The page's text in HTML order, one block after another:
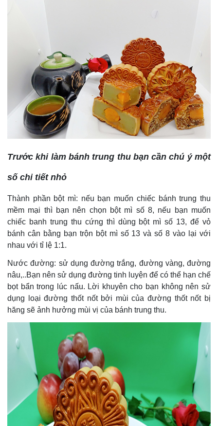
Trước khi làm bánh trung thu bạn cần chú ý một
số chi tiết nhỏ
Thành phần bột mì: nếu bạn muốn chiếc bánh trung thu
mềm mại thì bạn nên chọn bột mì số 8, nếu bạn muốn
chiếc banh trung thu cứng thì dùng bột mì số 13, để vỏ
bánh cân bằng bạn trộn bột mì số 13 và số 8 vào lại với
nhau với tỉ lệ 1:1.
Nước đường: sử dụng đường trắng, đường vàng, đường
nâu,..Bạn nên sử dụng đường tinh luyện để có thể hạn chế
bọt bẩn trong lúc nấu. Lời khuyên cho bạn không nên sử
dụng loại đường thốt nốt bởi mùi của đường thốt nốt bị
hăng sẽ ảnh hưởng mùi vị của bánh trung thu.